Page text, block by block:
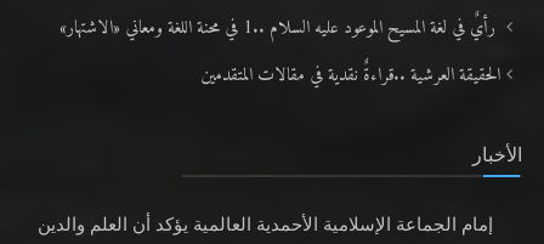
رأيٌ في لغة المسيح الموعود عليه السلام ..1 في محنة اللغة ومعاني «الاشتهار»
الحقيقة العرشية ..قراءةٌ نقدية في مقالات المتقدمين
الأخبار
إمام الجماعة الإسلامية الأحمدية العالمية يؤكد أن العلم والدين